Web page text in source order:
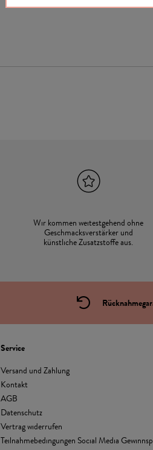
Wir kommen weitestgehend ohne
Geschmacksverstärker und
künstliche Zusatzstoffe aus.
Service
Versand und Zahlung
Kontakt
AGB
Datenschutz
Vertrag widerrufen
Teilnahmebedingungen Social Media